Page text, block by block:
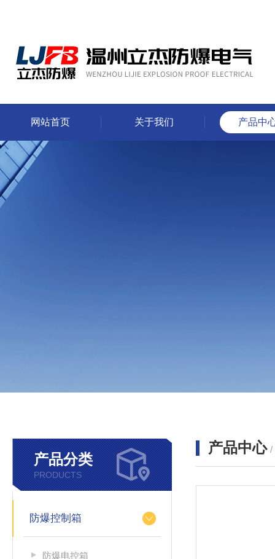
网站首页 关于我们 产品中
产品分类
PRODUCTS
防爆控制箱
防爆电控箱
产品中心 /